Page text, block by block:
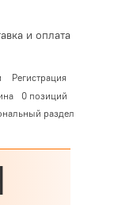
и оплата
Регистрация
0 позиций
раздел